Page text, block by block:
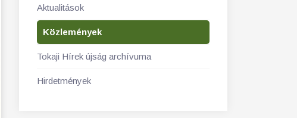
Aktualitások
Közlemények
Tokaji Hírek újság archívuma
Hirdetmények